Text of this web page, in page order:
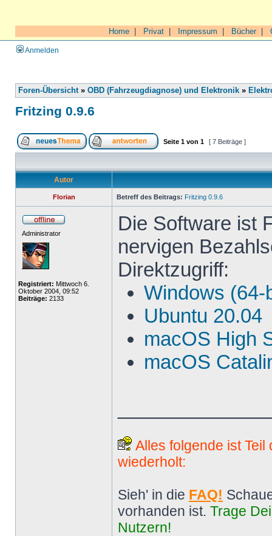
Home Privat Impressum Bücher|
Anmelden
Foren-Übersicht» OBD (Fahrzeugdiagnose) und Elektronik »
Fritzing 0.9.6
Seite 1 von 1 [ 7 Beiträge ]
Autor
Florian Betreff des Beitrags: Fritzing 0.9.6
Administrator
Registriert: Mittwoch 6.
Oktober 2004, 09:52
Beiträge: 2133
Die Software ist
nervigen
Direktzugriff:
Windows (64-
Ubuntu 20.04
macOS High
macOS
Alles folgende ist
wiederholt:
Sieh' in die FAQ!
vorhanden ist. Trage
Nutzern!